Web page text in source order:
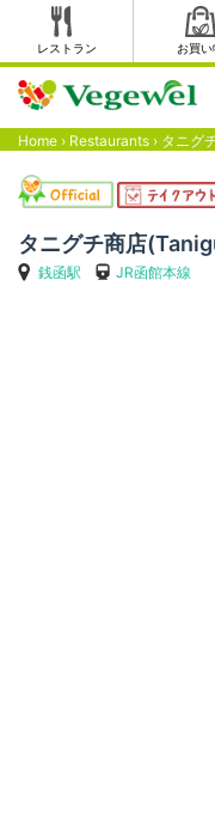
レストラン お買い
Home › Restaurants › タニグ
タニグチ商店
銭函駅
JR函館本線